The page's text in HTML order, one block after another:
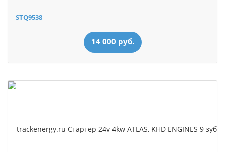
STQ9538
14 000 руб.